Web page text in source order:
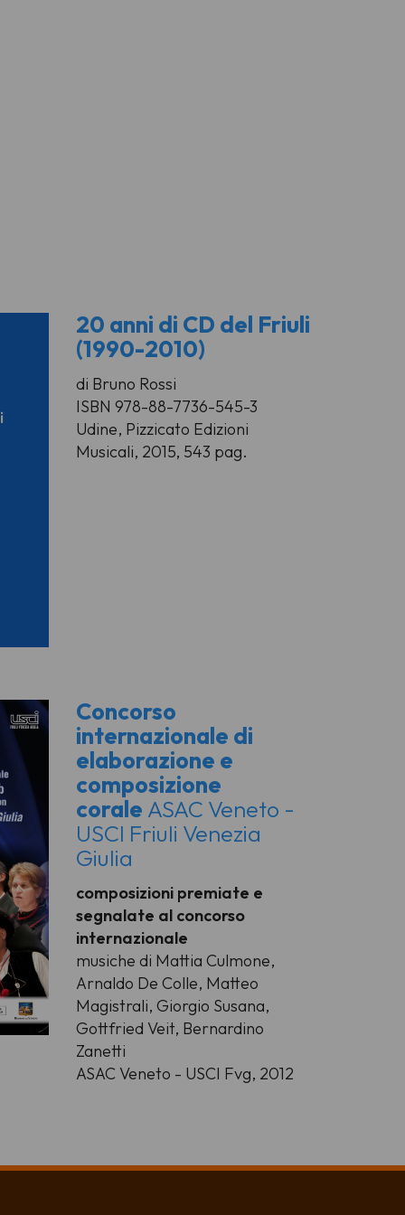
20 anni di CD del Friuli
(1990-2010)
di Bruno Rossi
ISBN 978-88-7736-545-3
Udine, Pizzicato Edizioni
Musicali, 2015, 543 pag.
Concorso
internazionale di
elaborazione e
composizione
corale ASAC Veneto -
USCI Friuli Venezia
Giulia
composizioni premiate e
segnalate al concorso
internazionale
musiche di Mattia Culmone,
Arnaldo De Colle, Matteo
Magistrali, Giorgio Susana,
Gottfried Veit, Bernardino
Zanetti
ASAC Veneto - USCI Fvg, 2012